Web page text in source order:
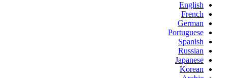
English
French
German
Portuguese
Spanish
Russian
Japanese
Korean